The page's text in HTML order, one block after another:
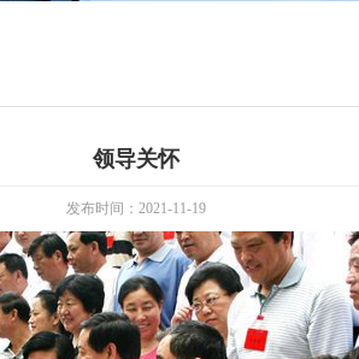
领导关怀
发布时间：2021-11-19